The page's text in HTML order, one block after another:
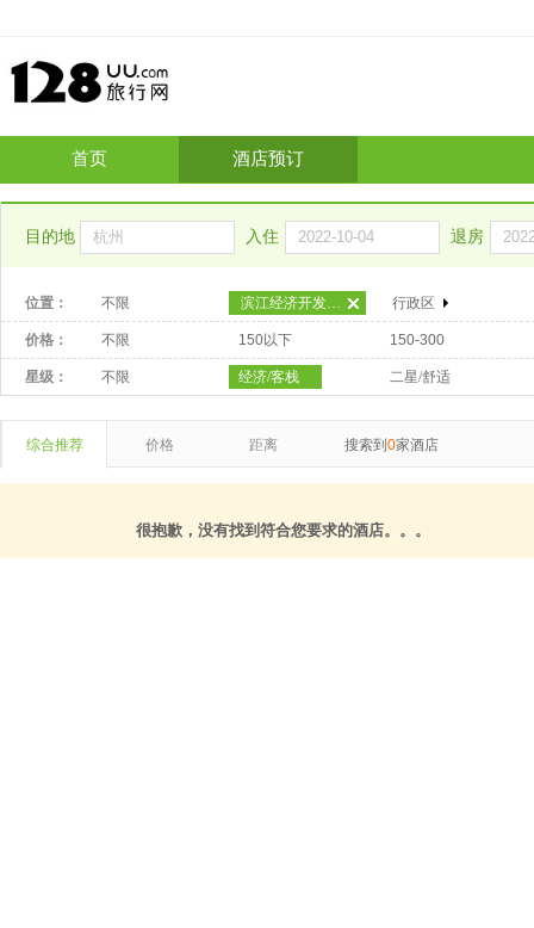
首页 酒店预订
目的地 入住 退房
位置： 不限 滨江经济开发区（钱塘江南岸） 行政区
价格： 不限 150以下 150-300
星级： 不限 经济/客栈 二星/舒适
综合推荐 价格 距离 搜索到 0家酒店
很抱歉，没有找到符合您要求的酒店。。。